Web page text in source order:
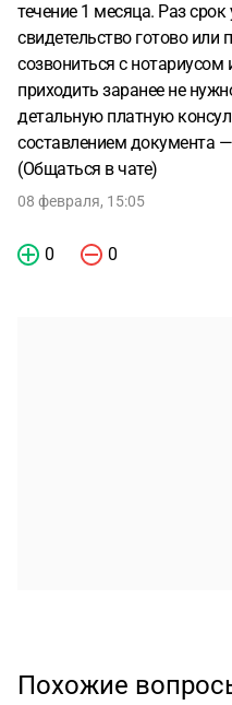
течение 1 месяца. Раз
свидетельство готово
созвониться с
приходить заранее не
детальную платную
составлением документа
(Общаться в чате)
08 февраля, 15:05
0 0
Похожие